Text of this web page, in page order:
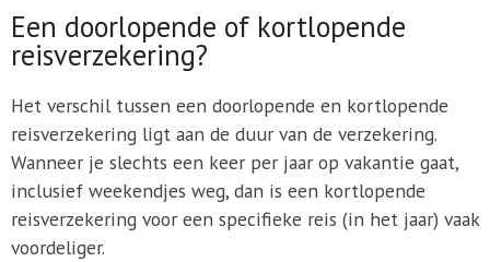
Een doorlopende of kortlopende
reisverzekering?
Het verschil tussen een doorlopende en kortlopende
reisverzekering ligt aan de duur van de verzekering.
Wanneer je slechts een keer per jaar op vakantie gaat,
inclusief weekendjes weg, dan is een kortlopende
reisverzekering voor een specifieke reis (in het jaar) vaak
voordeliger.